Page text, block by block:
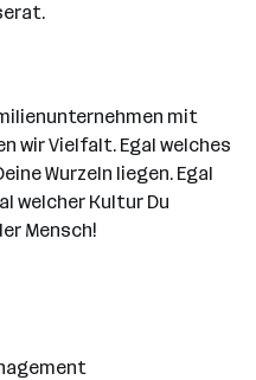
mit
wir Vielfalt. Egal welches
Wurzeln liegen. Egal
welcher Kultur Du
Mensch!